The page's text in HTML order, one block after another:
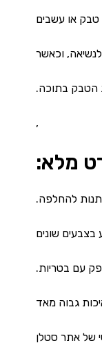
או עשבים
לנשיאה, וכאשר
הטבק בתוכה.
,
מלא:
בצבעים שונים
עם בטריות.
גבוה מאד
של אתר סטלן